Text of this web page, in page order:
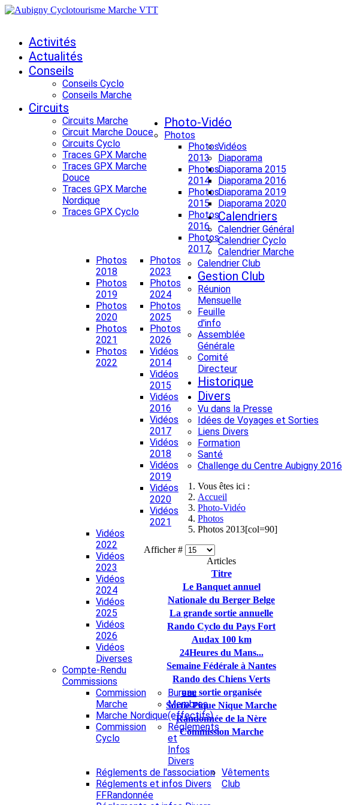
Activités
Actualités
Conseils
Conseils Cyclo
Conseils Marche
Circuits
Circuits Marche
Circuit Marche Douce
Circuits Cyclo
Traces GPX Marche
Traces GPX Marche
Douce
Traces GPX Marche
Nordique
Traces GPX Cyclo
Photo-Vidéo
Photos
Photos
2013
Photos
2014
Photos
2015
Photos
2016
Photos
2017
Photos
2018
Photos
2019
Photos
2020
Photos
2021
Photos
2022
Photos
2023
Photos
2024
Photos
2025
Photos
2026
Vidéos
Vidéos
2014
Vidéos
2015
Vidéos
2016
Vidéos
2017
Vidéos
2018
Vidéos
2019
Vidéos
2020
Vidéos
2021
Vidéos
2022
Vidéos
2023
Vidéos
2024
Vidéos
2025
Vidéos
2026
Vidéos
Diverses
Diaporama
Diaporama 2015
Diaporama 2016
Diaporama 2019
Diaporama 2020
Calendriers
Calendrier Général
Calendrier Cyclo
Calendrier Marche
Calendrier Club
Gestion Club
Réunion
Mensuelle
Feuille
d'info
Assemblée
Générale
Comité
Directeur
Compte-Rendu
Commissions
Commission
Marche
Marche Nordique
Commission
Cyclo
Bureau
Membres
(effectifs)
Réglements
et
Infos
Divers
Réglements de l'association
Réglements et infos Divers
FFRandonnée
Vêtements
Club
Historique
Divers
Vu dans la Presse
Idées de Voyages et Sorties
Liens Divers
Formation
Santé
Challenge du Centre Aubigny 2016
Vous êtes ici :
Accueil
Photo-Vidéo
Photos
Photos 2013[col=90]
Afficher #
Articles
Titre
Le Banquet annuel
Nationale du Berger Belge
La grande sortie annuelle
Rando Cyclo du Pays Fort
Audax 100 km
24Heures du Mans...
Semaine Fédérale à Nantes
Rando des Chiens Verts
une sortie organisée
Sortie Pique Nique Marche
Randonnée de la Nère
Commission Marche